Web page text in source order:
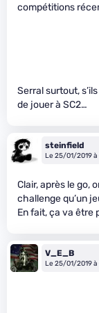
compétitions
Serral surtout,
de jouer à SC2…
steinfield
Le 25/01/2019
Clair, après le go,
challenge qu’un
En fait, ça va être
V_E_B
Le 25/01/2019